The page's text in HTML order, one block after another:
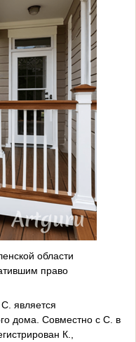
кой области
право
С. является
дома. Совместно с С. в
К.,